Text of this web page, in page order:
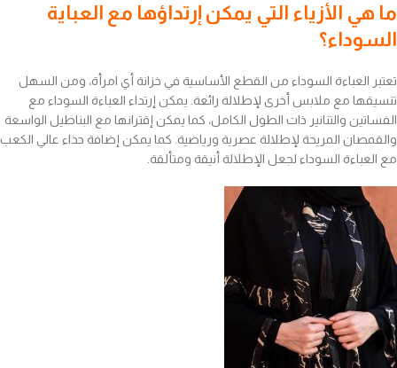
ما هي الأزياء التي يمكن إرتداؤها مع العباية
السوداء؟
تعتبر العباءة السوداء من القطع الأساسية في خزانة أي امرأة، ومن السهل
تنسيقها مع ملابس أخرى لإطلالة رائعة. يمكن إرتداء العباءة السوداء مع
الفساتين والتنانير ذات الطول الكامل، كما يمكن إقترانها مع البناطيل الواسعة
والقمصان المريحة لإطلالة عصرية ورياضية. كما يمكن إضافة حذاء عالي الكعب
مع العباءة السوداء لجعل الإطلالة أنيقة ومتألقة.